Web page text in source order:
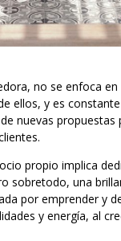
no se enfoca
ellos, y es
nuevas propuestas
propio implica
sobretodo, una
por emprender y
y energía, al